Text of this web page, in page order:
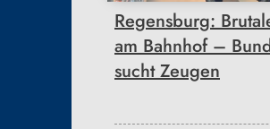
Regensburg:
am Bahnhof –
sucht Zeugen